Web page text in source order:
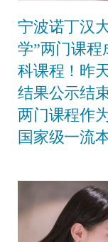
宁波诺丁汉
学”两门课程
科课程！昨
结果公示结
两门课程作
国家级一流